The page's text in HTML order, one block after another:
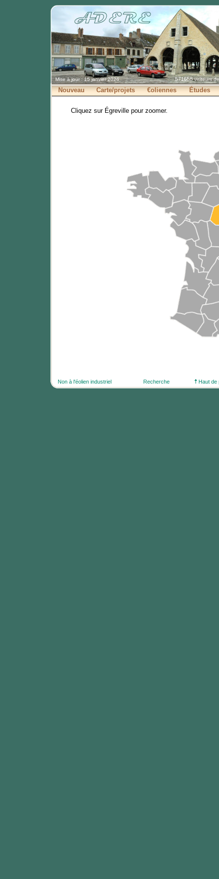
Mise à jour : 15 janvier 2026 571658visiteurs
Nouveau Carte/projets €oliennes Études
Cliquez sur Égreville pour zoomer.
Non à l'éolien industriel Haut de
Recherche